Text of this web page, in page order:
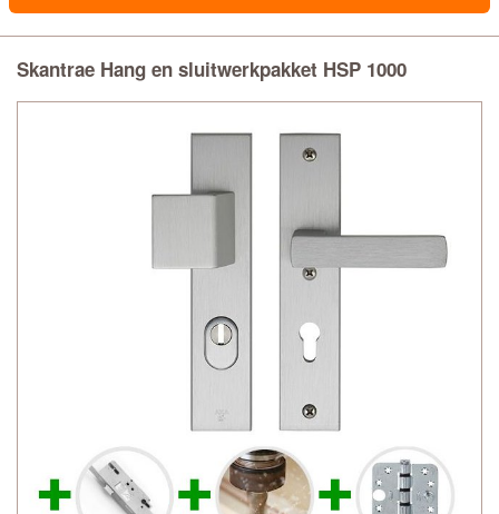
Skantrae Hang en sluitwerkpakket HSP 1000